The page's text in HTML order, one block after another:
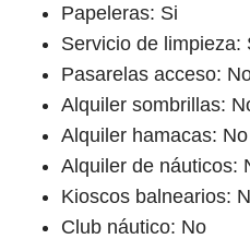
Papeleras: Si
Servicio de limpieza:
Pasarelas acceso:
Alquiler sombrillas:
Alquiler hamacas: No
Alquiler de náuticos:
Kioscos balnearios:
Club náutico: No